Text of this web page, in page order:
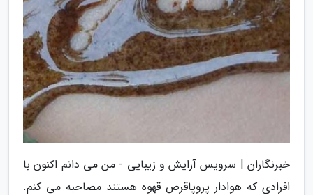
خبرنگاران | سرویس آرایش و زیبایی - من می دانم اکنون با
افرادی که هوادار پروپاقرص قهوه هستند مصاحبه می کنم.